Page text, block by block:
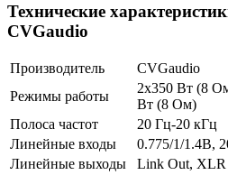
Технические
CVGaudio
Производитель
CVGaudio
Режимы работы
2х350 Вт (8
Вт (8 Ом)
Полоса частот
20 Гц-20 кГц
Линейные входы
0.775/1/1.4В,
Линейные выходы
Link Out, XLR